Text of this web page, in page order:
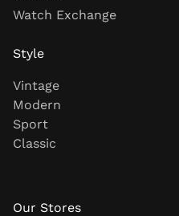
Watch Exchange
Style
Vintage
Modern
Sport
Classic
Our Stores